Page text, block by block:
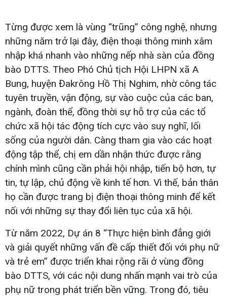
Từng được xem là vùng “trũng” công nghệ, nhưng
những năm trở lại đây, điện thoại thông minh xâm
nhập khá nhanh vào những nếp nhà sàn của đồng
bào DTTS. Theo Phó Chủ tịch Hội LHPN xã A
Bung, huyện Đakrông Hồ Thị Nghim, nhờ công tác
tuyên truyền, vận động, sự vào cuộc của các ban,
ngành, đoàn thể, đồng thời sự hỗ trợ của các tổ
chức xã hội tác động tích cực vào suy nghĩ, lối
sống của người dân. Càng tham gia vào các hoạt
động tập thể, chị em dần nhận thức được rằng
chính mình cũng cần phải hội nhập, tiến bộ hơn, tự
tin, tự lập, chủ động về kinh tế hơn. Vì thế, bản thân
họ cần được trang bị điện thoại thông minh để kết
nối với những sự thay đổi liên tục của xã hội.
Từ năm 2022, Dự án 8 “Thực hiện bình đẳng giới
và giải quyết những vấn đề cấp thiết đối với phụ nữ
và trẻ em” được triển khai rộng rãi ở vùng đồng
bào DTTS, với các nội dung nhấn mạnh vai trò của
phụ nữ trong phát triển bền vững. Trong đó, tiêu